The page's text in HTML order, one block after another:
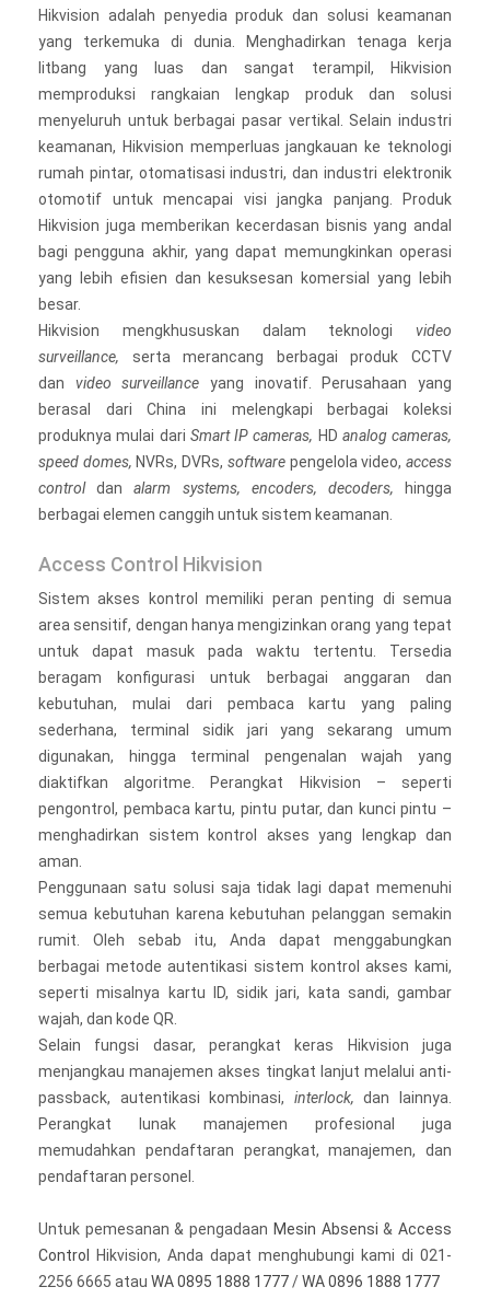
Hikvision adalah penyedia produk dan solusi keamanan
yang terkemuka di dunia. Menghadirkan tenaga kerja
litbang yang luas dan sangat terampil, Hikvision
memproduksi rangkaian lengkap produk dan solusi
menyeluruh untuk berbagai pasar vertikal. Selain industri
keamanan, Hikvision memperluas jangkauan ke teknologi
rumah pintar, otomatisasi industri, dan industri elektronik
otomotif untuk mencapai visi jangka panjang. Produk
Hikvision juga memberikan kecerdasan bisnis yang andal
bagi pengguna akhir, yang dapat memungkinkan operasi
yang lebih efisien dan kesuksesan komersial yang lebih
besar.
Hikvision mengkhususkan dalam teknologi video
surveillance, serta merancang berbagai produk CCTV
dan video surveillance yang inovatif. Perusahaan yang
berasal dari China ini melengkapi berbagai koleksi
produknya mulai dari Smart IP cameras, HD analog cameras,
speed domes, NVRs, DVRs, softwarepengelola video,access
controldanalarm systems, encoders, decoders, hingga
berbagai elemen canggih untuk sistem keamanan.
Access Control Hikvision
Sistem akses kontrol memiliki peran penting di semua
area sensitif, dengan hanya mengizinkan orang yang tepat
untuk dapat masuk pada waktu tertentu. Tersedia
beragam konfigurasi untuk berbagai anggaran dan
kebutuhan, mulai dari pembaca kartu yang paling
sederhana, terminal sidik jari yang sekarang umum
digunakan, hingga terminal pengenalan wajah yang
diaktifkan algoritme. Perangkat Hikvision – seperti
pengontrol, pembaca kartu, pintu putar, dan kunci pintu –
menghadirkan sistem kontrol akses yang lengkap dan
aman.
Penggunaan satu solusi saja tidak lagi dapat memenuhi
semua kebutuhan karena kebutuhan pelanggan semakin
rumit. Oleh sebab itu, Anda dapat menggabungkan
berbagai metode autentikasi sistem kontrol akses kami,
seperti misalnya kartu ID, sidik jari, kata sandi, gambar
wajah, dan kode QR.
Selain fungsi dasar, perangkat keras Hikvision juga
menjangkau manajemen akses tingkat lanjut melalui anti-
passback, autentikasi kombinasi, interlock, dan lainnya.
Perangkat lunak manajemen profesional juga
memudahkan pendaftaran perangkat, manajemen, dan
pendaftaran personel.
Untuk pemesanan & pengadaan Mesin Absensi &Access
Control
Hikvision, Anda dapat menghubungi kami di 021-
2256 6665 atau WA 0895 1888 1777/WA 0896 1888 1777